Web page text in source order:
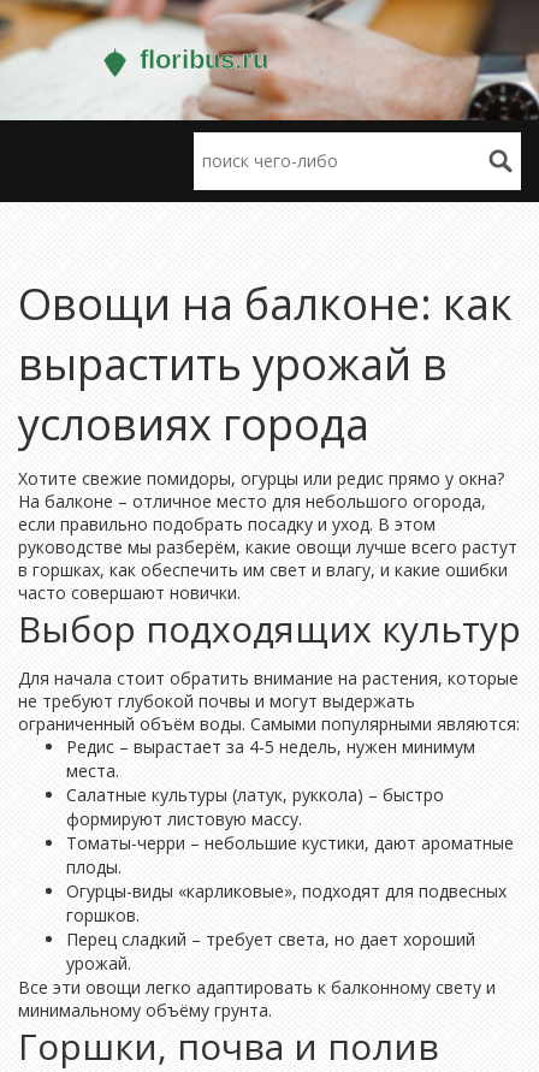
Овощи на балконе: как
вырастить урожай в
условиях города
Хотите свежие помидоры, огурцы или редис прямо у окна?
На балконе – отличное место для небольшого огорода,
если правильно подобрать посадку и уход. В этом
руководстве мы разберём, какие овощи лучше всего растут
в горшках, как обеспечить им свет и влагу, и какие ошибки
часто совершают новички.
Выбор подходящих культур
Для начала стоит обратить внимание на растения, которые
не требуют глубокой почвы и могут выдержать
ограниченный объём воды. Самыми популярными являются:
Редис – вырастает за 4‑5 недель, нужен минимум
места.
Салатные культуры (латук, руккола) – быстро
формируют листовую массу.
Томаты-черри – небольшие кустики, дают ароматные
плоды.
Огурцы-виды «карликовые», подходят для подвесных
горшков.
Перец сладкий – требует света, но дает хороший
урожай.
Все эти овощи легко адаптировать к балконному свету и
минимальному объёму грунта.
Горшки, почва и полив